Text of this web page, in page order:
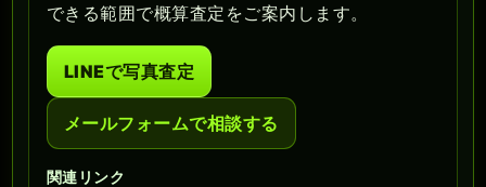
できる範囲で概算査定をご案内します。
LINEで写真査定
メールフォームで相談する
関連リンク